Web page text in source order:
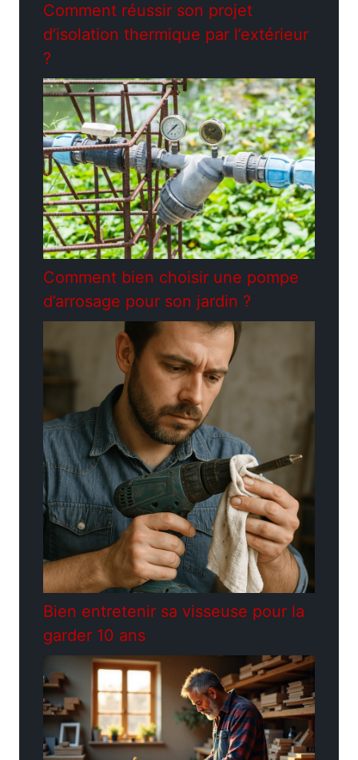
Comment réussir son projet
d’isolation thermique par l’extérieur
?
Comment bien choisir une pompe
d’arrosage pour son jardin ?
Bien entretenir sa visseuse pour la
garder 10 ans